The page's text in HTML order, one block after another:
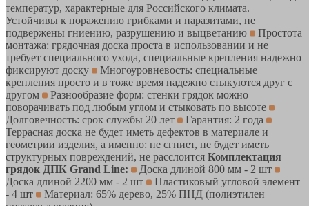
температур, характерные для Российского климата.
Устойчивы к поражению грибками и паразитами, не
подвержены гниению, разрушению и выцветанию
Простота
монтажа: грядочная доска проста в использовании и не
требует специального ухода, специальные крепления надежно
фиксируют доску
Многоуровневость: специальные
крепления просто и в тоже время надежно стыкуются друг с
другом
Разнообразие форм: стенки грядок можно
поворачивать под любым углом и стыковать по высоте
Долговечность: срок службы 20 лет
Гарантия: 2 года
Террасная доска не будет иметь дефектов в материале и
геометрии изделия, а именно: не сгниет, не будет иметь
структурных повреждений, не расслоится Комплектация
грядок ДПК Grand Line:
Доска длиной 800 мм - 2 шт
Доска длиной 2200 мм - 2 шт
Пластиковый угловой элемент
- 4 шт
Материал: 65% дерево, 25% ПНД (полиэтилен